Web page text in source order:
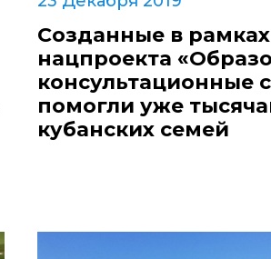
Созданные в рамках
нацпроекта
консультационные
помогли уже
кубанских семей